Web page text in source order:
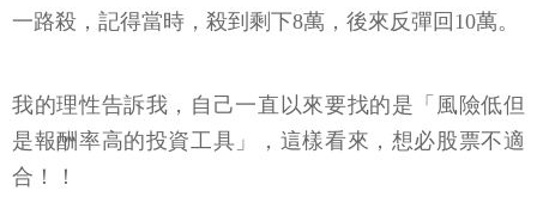
一路殺，記得當時，殺到剩下8萬，後來反彈回10萬。
我的理性告訴我，自己一直以來要找的是「風險低但
是報酬率高的投資工具」，這樣看來，想必股票不適
合！！